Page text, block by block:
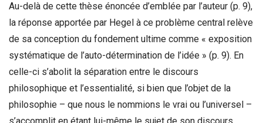
Au-delà de cette thèse énoncée d’emblée par l’auteur (p. 9),
la réponse apportée par Hegel à ce problème central relève
de sa conception du fondement ultime comme « exposition
systématique de l’auto-détermination de l’idée » (p. 9). En
celle-ci s’abolit la séparation entre le discours
philosophique et l’essentialité, si bien que l’objet de la
philosophie – que nous le nommions le vrai ou l’universel –